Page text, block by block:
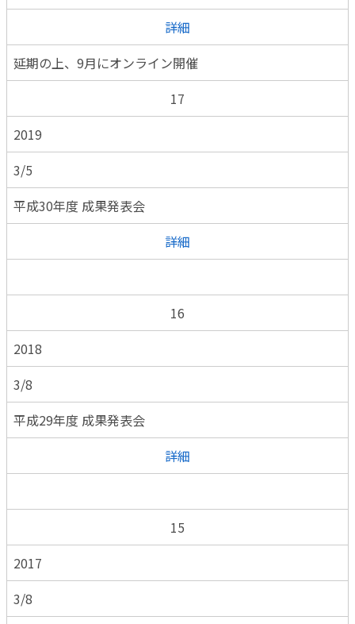
詳細
延期の上、9月にオンライン開催
17
2019
3/5
平成30年度 成果発表会
詳細
16
2018
3/8
平成29年度 成果発表会
詳細
15
2017
3/8